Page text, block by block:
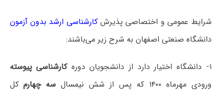
شرایط عمومی و اختصاصی پذیرشکارشناسی ارشد بدون آزمون
دانشگاه ‌صنعتی اصفهان به شرح زیر می‌باشند:
۱- دانشگاه اختیار دارد از دانشجویان دوره
کارشناسی پیوسته
ورودی مهرماه ۱۴۰۰ که پس از شش نیمسال
سه چهارمکل